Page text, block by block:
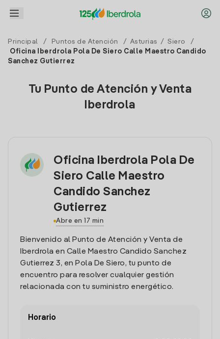
Principal / Puntos de Atención / Asturias / Siero
/
Oficina Iberdrola Pola De Siero Calle Maestro Candido
Sanchez Gutierrez
Tu Punto de Atención y Venta
Iberdrola
Oficina Iberdrola Pola De
Siero Calle Maestro
Candido Sanchez
Gutierrez
Abre en 17 min
Bienvenido al Punto de Atención y Venta de
Iberdrola en Calle Maestro Candido Sanchez
Gutierrez 3, en Pola De Siero, tu punto de
encuentro para resolver cualquier gestión
relacionada con tu suministro energético.
Horario